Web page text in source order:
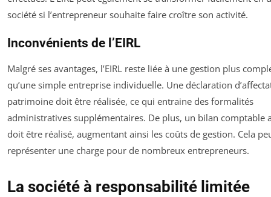
société si l’entrepreneur souhaite faire croître son activité.
Inconvénients de l’EIRL
Malgré ses avantages, l’EIRL reste liée à une gestion plus
qu’une simple entreprise individuelle. Une déclaration
patrimoine doit être réalisée, ce qui entraine des formalités
administratives supplémentaires. De plus, un bilan comptable
doit être réalisé, augmentant ainsi les coûts de gestion. Cela
représenter une charge pour de nombreux entrepreneurs.
La société à responsabilité limitée